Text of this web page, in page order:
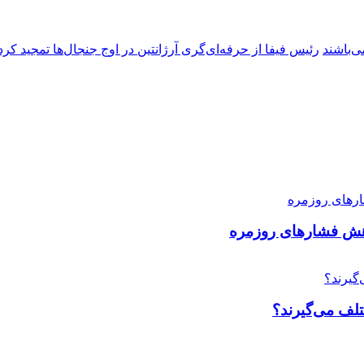
رئیس فیفا از حرفه‌ای‌گری آرژانتین در اوج جنجال‌ها تمجید
فشارهای روزمره
می‌گیرند؟